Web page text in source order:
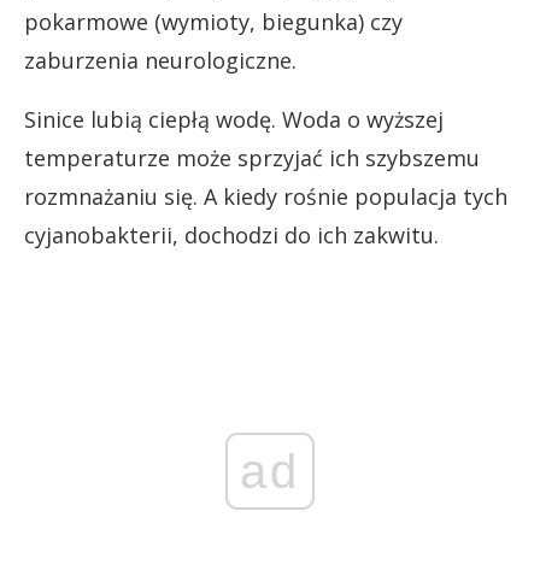
pokarmowe (wymioty, biegunka) czy
zaburzenia neurologiczne.
Sinice lubią ciepłą wodę. Woda o wyższej
temperaturze może sprzyjać ich szybszemu
rozmnażaniu się. A kiedy rośnie populacja tych
cyjanobakterii, dochodzi do ich zakwitu.
ad